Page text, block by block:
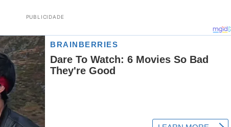
PUBLICIDADE